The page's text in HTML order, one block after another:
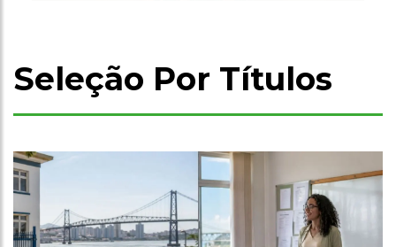
Seleção Por Títulos